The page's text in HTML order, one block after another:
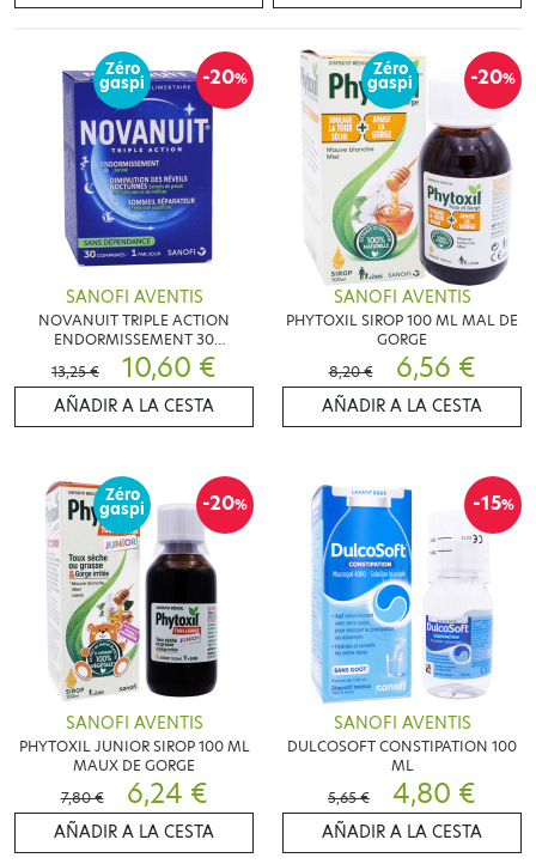
-20%
Zéro
gaspi
SANOFI AVENTIS
NOVANUIT TRIPLE ACTION
ENDORMISSEMENT 30
COMPRIMES
13,25 € 10,60 €
AÑADIR A LA CESTA
-20%
Zéro
gaspi
SANOFI AVENTIS
PHYTOXIL SIROP 100 ML MAL DE
GORGE
8,20 €
6,56 €
AÑADIR A LA CESTA
-20%
Zéro
gaspi
SANOFI AVENTIS
PHYTOXIL JUNIOR SIROP 100 ML
MAUX DE GORGE
7,80 €
6,24 €
AÑADIR A LA CESTA
-15%
SANOFI AVENTIS
DULCOSOFT CONSTIPATION 100
ML
5,65 €
4,80 €
AÑADIR A LA CESTA